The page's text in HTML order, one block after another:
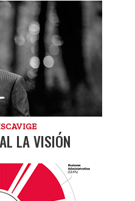
LA VISIÓN